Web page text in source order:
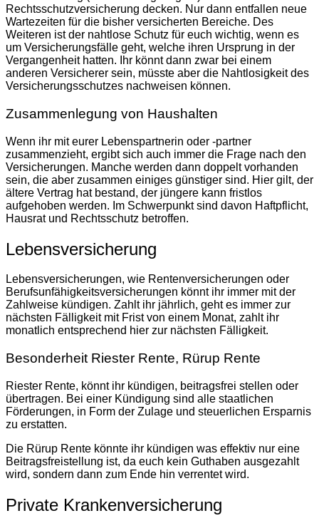
Rechtsschutzversicherung decken. Nur dann entfallen neue
Wartezeiten für die bisher versicherten Bereiche. Des
Weiteren ist der nahtlose Schutz für euch wichtig, wenn es
um Versicherungsfälle geht, welche ihren Ursprung in der
Vergangenheit hatten. Ihr könnt dann zwar bei einem
anderen Versicherer sein, müsste aber die Nahtlosigkeit des
Versicherungsschutzes nachweisen können.
Zusammenlegung von Haushalten
Wenn ihr mit eurer Lebenspartnerin oder -partner
zusammenzieht, ergibt sich auch immer die Frage nach den
Versicherungen. Manche werden dann doppelt vorhanden
sein, die aber zusammen einiges günstiger sind. Hier gilt, der
ältere Vertrag hat bestand, der jüngere kann fristlos
aufgehoben werden. Im Schwerpunkt sind davon Haftpflicht,
Hausrat und Rechtsschutz betroffen.
Lebensversicherung
Lebensversicherungen, wie Rentenversicherungen oder
Berufsunfähigkeitsversicherungen könnt ihr immer mit der
Zahlweise kündigen. Zahlt ihr jährlich, geht es immer zur
nächsten Fälligkeit mit Frist von einem Monat, zahlt ihr
monatlich entsprechend hier zur nächsten Fälligkeit.
Besonderheit Riester Rente, Rürup Rente
Riester Rente, könnt ihr kündigen, beitragsfrei stellen oder
übertragen. Bei einer Kündigung sind alle staatlichen
Förderungen, in Form der Zulage und steuerlichen Ersparnis
zu erstatten.
Die Rürup Rente könnte ihr kündigen was effektiv nur eine
Beitragsfreistellung ist, da euch kein Guthaben ausgezahlt
wird, sondern dann zum Ende hin verrentet wird.
Private Krankenversicherung